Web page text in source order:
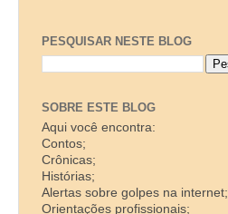
PESQUISAR NESTE BLOG
SOBRE ESTE BLOG
Aqui você encontra:
Contos;
Crônicas;
Histórias;
Alertas sobre golpes na internet;
Orientações profissionais;